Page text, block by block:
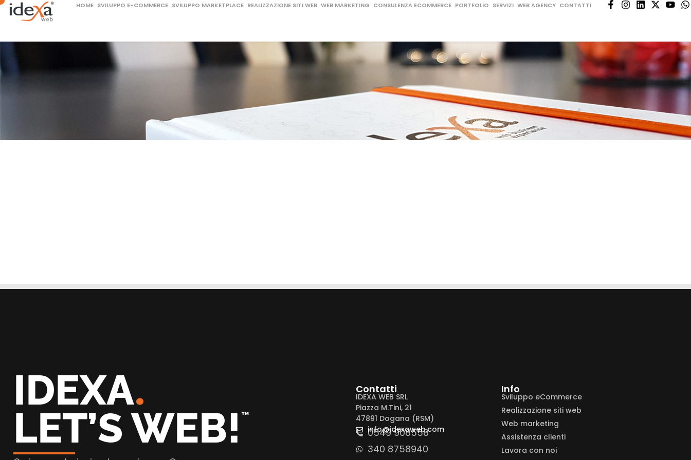
HOME SVILUPPO E-COMMERCE SVILUPPO MARKETPLACE REALIZZAZIONE SITI WEB WEB MARKETING CONSULENZA ECOMMERCE PORTFOLIO SERVIZI WEB AGENCY CONTATTI
IDEXA.
LET’S WEB! ™
Contatti
IDEXA WEB SRL
Piazza M.Tini, 21
47891 Dogana (RSM)
info@idexaweb.com
0549 908558
340 8758940
Info
Sviluppo eCommerce
Realizzazione siti web
Web marketing
Assistenza clienti
Lavora con noi